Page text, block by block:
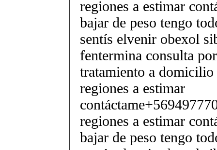
regiones a estimar
bajar de peso tengo
sentís elvenir obexol
fentermina consulta
tratamiento a
regiones a estimar
regiones a estimar
bajar de peso tengo